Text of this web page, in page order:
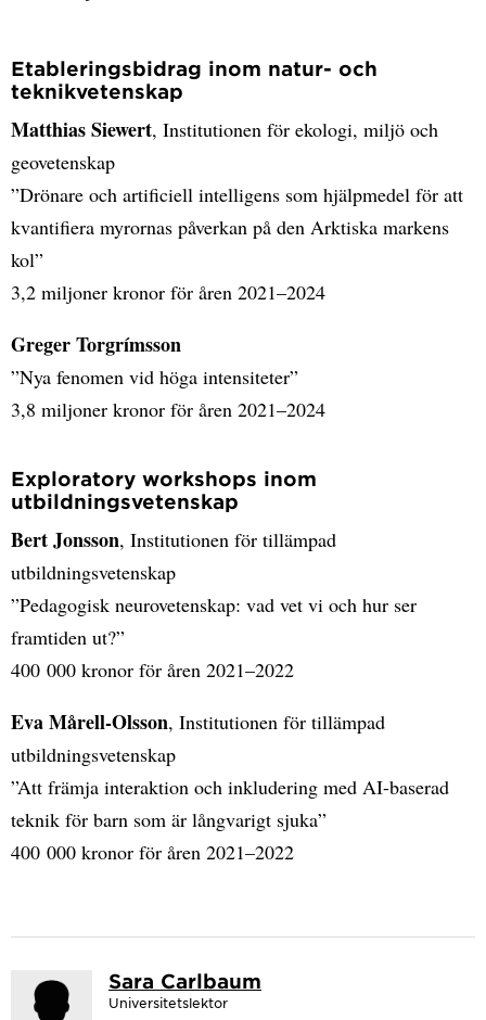
Etableringsbidrag inom natur- och
teknikvetenskap
Matthias Siewert, Institutionen för ekologi, miljö och
geovetenskap
”Drönare och artificiell intelligens som hjälpmedel för att
kvantifiera myrornas påverkan på den Arktiska markens
kol”
3,2 miljoner kronor för åren 2021–2024
Greger Torgrímsson
”Nya fenomen vid höga intensiteter”
3,8 miljoner kronor för åren 2021–2024
Exploratory workshops inom
utbildningsvetenskap
Bert Jonsson, Institutionen för tillämpad
utbildningsvetenskap
”Pedagogisk neurovetenskap: vad vet vi och hur ser
framtiden ut?”
400 000 kronor för åren 2021–2022
Eva Mårell-Olsson, Institutionen för tillämpad
utbildningsvetenskap
”Att främja interaktion och inkludering med AI-baserad
teknik för barn som är långvarigt sjuka”
400 000 kronor för åren 2021–2022
Sara Carlbaum
Universitetslektor